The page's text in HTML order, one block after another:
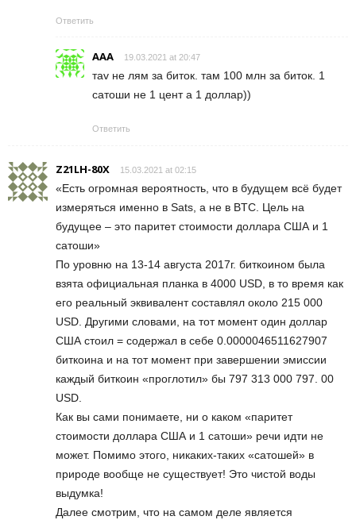
Ответить
ААА 19.03.2021 at 20:47
таv не лям за биток. там 100 млн за биток. 1
сатоши не 1 цент а 1 доллар))
Ответить
Z21LH-80X 15.03.2021 at 02:15
«Есть огромная вероятность, что в будущем всё будет
измеряться именно в Sats, а не в BTC. Цель на
будущее – это паритет стоимости доллара США и 1
сатоши»
По уровню на 13-14 августа 2017г. биткоином была
взята официальная планка в 4000 USD, в то время как
его реальный эквивалент составлял около 215 000
USD. Другими словами, на тот момент один доллар
США стоил = содержал в себе 0.0000046511627907
биткоина и на тот момент при завершении эмиссии
каждый биткоин «проглотил» бы 797 313 000 797. 00
USD.
Как вы сами понимаете, ни о каком «паритет
стоимости доллара США и 1 сатоши» речи идти не
может. Помимо этого, никаких-таких «сатошей» в
природе вообще не существует! Это чистой воды
выдумка!
Далее смотрим, что на самом деле является